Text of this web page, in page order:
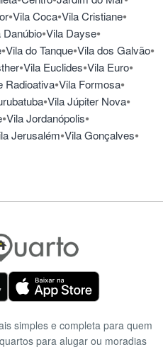
•Vila Coca•Vila Cristiane•
Danúbio•Vila Dayse•
•Vila do Tanque•Vila dos Galvão•
•Vila Euclides•Vila Euro•
Radioativa•Vila Formosa•
•Vila Júpiter Nova•
•Vila Jordanópolis•
Jerusalém•Vila Gonçalves•
simples e completa para quem
para alugar ou moradias